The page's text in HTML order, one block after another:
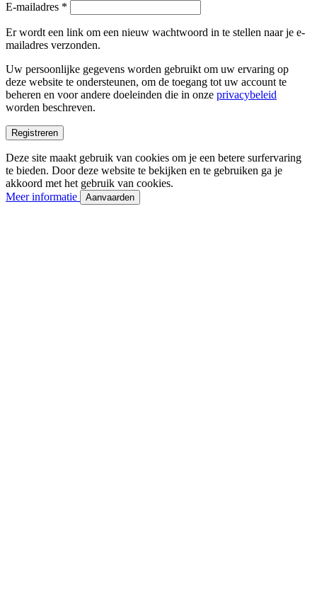
E-mailadres *
Er wordt een link om een nieuw wachtwoord in te stellen naar je e-
mailadres verzonden.
Uw persoonlijke gegevens worden gebruikt om uw ervaring op
deze website te ondersteunen, om de toegang tot uw account te
beheren en voor andere doeleinden die in onze privacybeleid
worden beschreven.
Registreren
Deze site maakt gebruik van cookies om je een betere surfervaring
te bieden. Door deze website te bekijken en te gebruiken ga je
akkoord met het gebruik van cookies.
Meer informatie
Aanvaarden